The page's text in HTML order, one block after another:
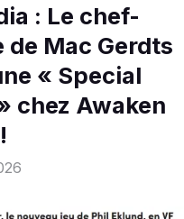
: Le chef-
de Mac Gerdts
« Special
chez Awaken